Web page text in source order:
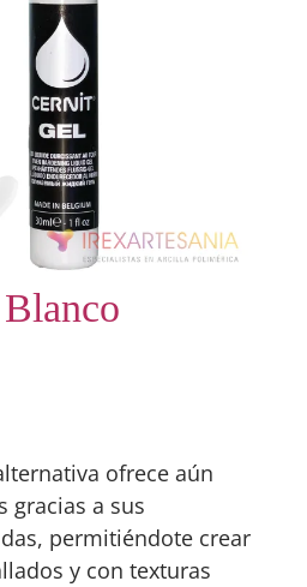
ofrece aún
gracias a sus
permitiéndote crear
y con texturas